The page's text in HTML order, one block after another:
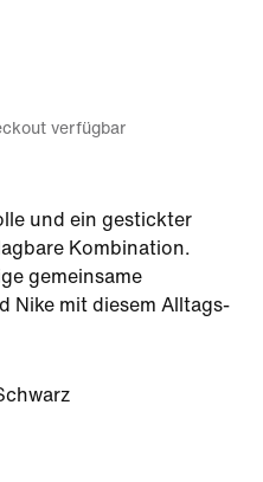
verfügbar
und ein gestickter
Kombination.
gemeinsame
Nike mit diesem Alltags-